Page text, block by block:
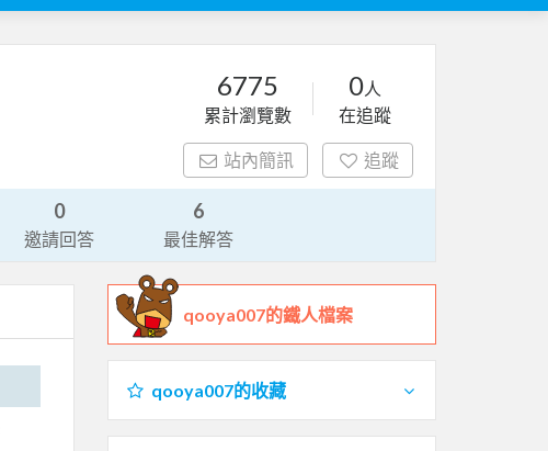
6775
累計瀏覽數
0人
在追蹤
站內簡訊 追蹤
0
邀請回答
6
最佳解答
qooya007的鐵人檔案
qooya007的收藏